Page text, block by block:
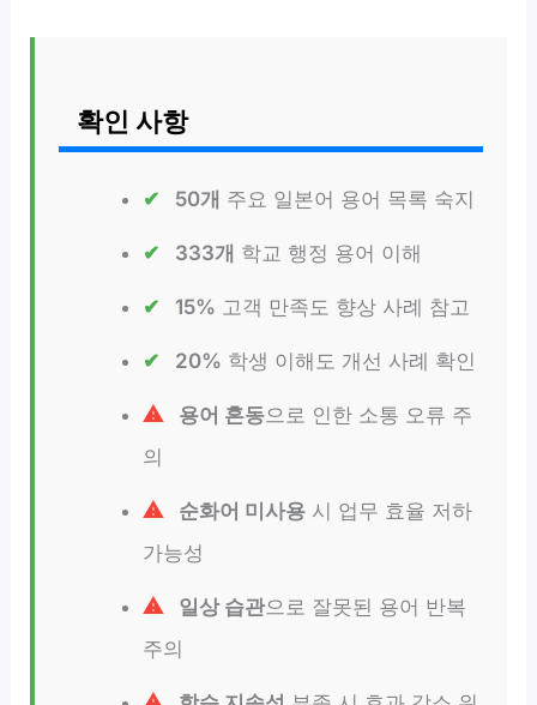
확인 사항
50개 주요 일본어 용어 목록 숙지
333개 학교 행정 용어 이해
15% 고객 만족도 향상 사례 참고
20% 학생 이해도 개선 사례 확인
용어 혼동으로 인한 소통 오류 주
의
순화어 미사용시 업무 효율 저하
가능성
일상 습관으로 잘못된 용어 반복
주의